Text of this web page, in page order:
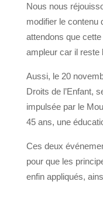
Nous nous
modifier le contenu
attendons que
ampleur car il reste
Aussi, le 20
Droits de l’Enfant,
impulsée par le
45 ans, une
Ces deux
pour que les
enfin appliqués,